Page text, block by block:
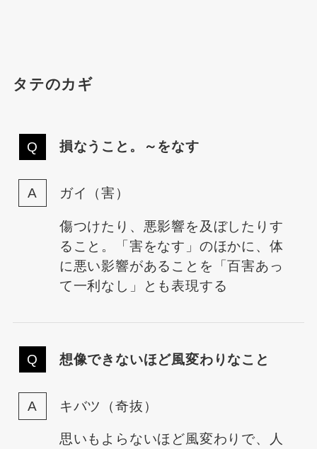
タテのカギ
損なうこと。～をなす
ガイ（害）
傷つけたり、悪影響を及ぼしたりす
ること。「害をなす」のほかに、体
に悪い影響があることを「百害あっ
て一利なし」とも表現する
想像できないほど風変わりなこと
キバツ（奇抜）
思いもよらないほど風変わりで、人